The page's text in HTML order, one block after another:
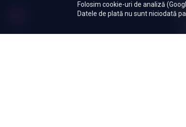
Folosim cookie-uri de analiză
Datele de plată nu sunt niciodată